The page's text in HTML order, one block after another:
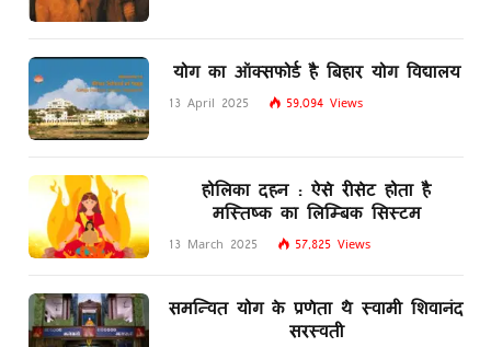
योग का ऑक्सफोर्ड है बिहार योग विद्यालय
13 April 2025 59,094 Views
होलिका दहन : ऐसे रीसेट होता है
मस्तिष्क का लिम्बिक सिस्टम
13 March 2025 57,825 Views
समन्वित योग के प्रणेता थे स्वामी शिवानंद
सरस्वती